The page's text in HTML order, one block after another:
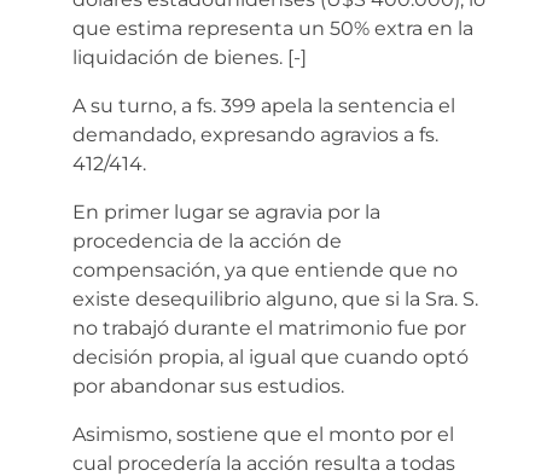
que estima representa un 50% extra en la
liquidación de bienes. [-]
A su turno, a fs. 399 apela la sentencia el
demandado, expresando agravios a fs.
412/414.
En primer lugar se agravia por la
procedencia de la acción de
compensación, ya que entiende que no
existe desequilibrio alguno, que si la Sra. S.
no trabajó durante el matrimonio fue por
decisión propia, al igual que cuando optó
por abandonar sus estudios.
Asimismo, sostiene que el monto por el
cual procedería la acción resulta a todas